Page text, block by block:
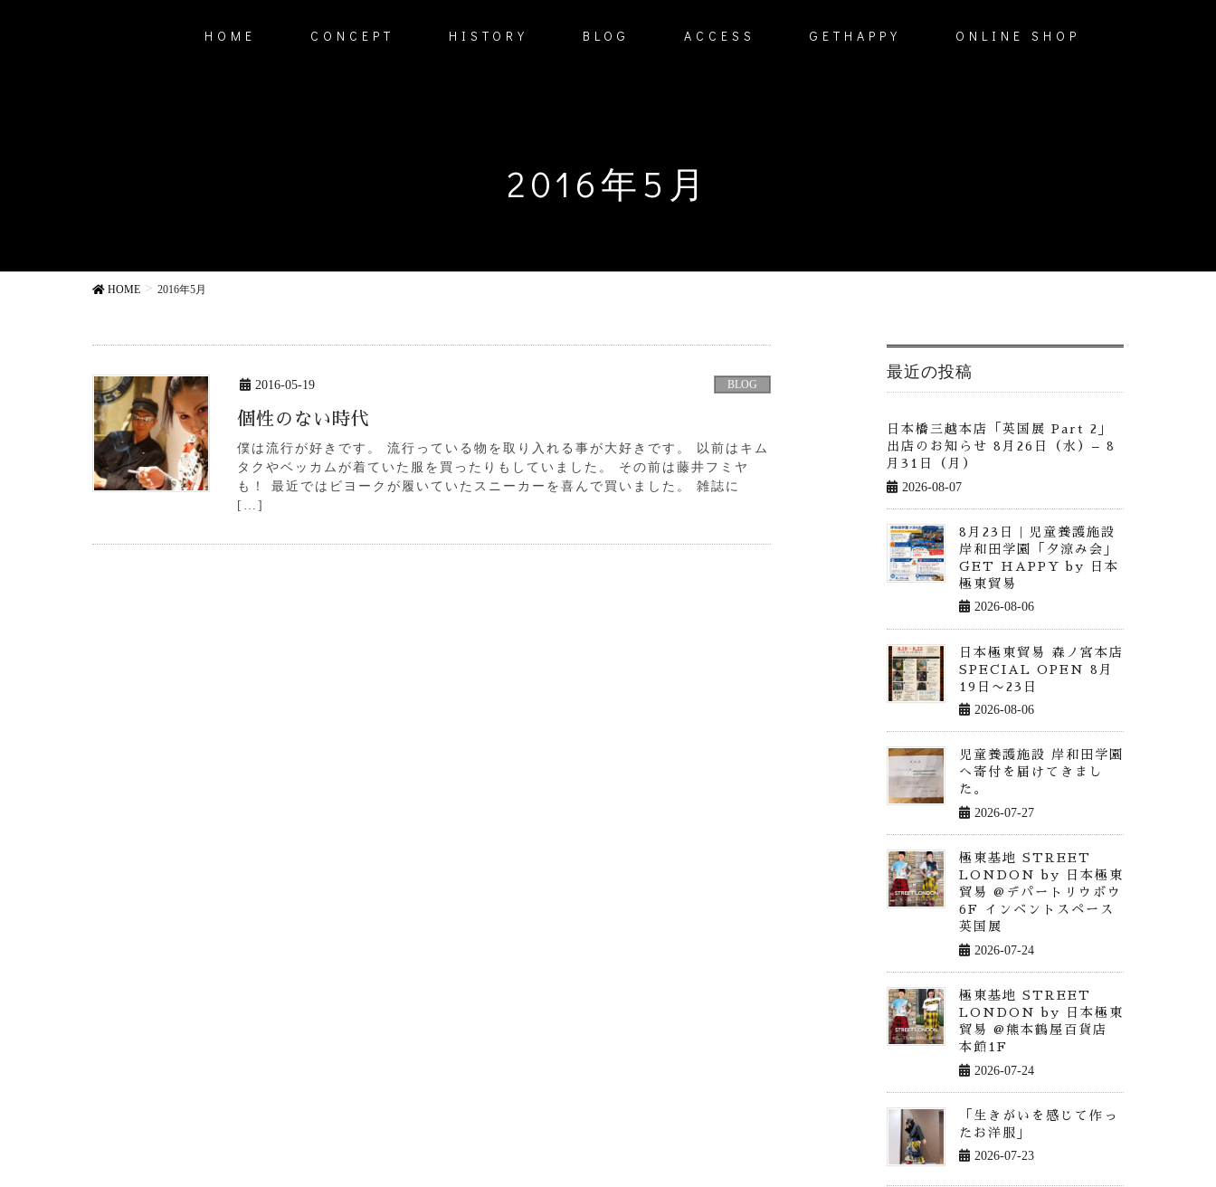
HOME CONCEPT HISTORY BLOG ACCESS GETHAPPY ONLINE SHOP
2016年5月
HOME 2016年5月
2016-05-19 BLOG
個性のない時代
僕は流行が好きです。 流行っている物を取り入れる事が大好きです。 以前はキム
タクやベッカムが着ていた服を買ったりもしていました。 その前は藤井フミヤ
も！ 最近ではビヨークが履いていたスニーカーを喜んで買いました。 雑誌に
[…]
最近の投稿
日本橋三越本店「英国展 Part 2」
出店のお知らせ 8月26日（水）– 8
月31日（月）
2026-08-07
8月23日｜児童養護施設
岸和田学園「夕涼み会」
GET HAPPY by 日本
極東貿易
2026-08-06
日本極東貿易 森ノ宮本店
SPECIAL OPEN 8月
19日〜23日
2026-08-06
児童養護施設 岸和田学園
へ寄付を届けてきまし
た。
2026-07-27
極東基地 STREET
LONDON by 日本極東
貿易 @デパートリウボウ
6F インベントスペース
英国展
2026-07-24
極東基地 STREET
LONDON by 日本極東
貿易 @熊本鶴屋百貨店
本館1F
2026-07-24
「生きがいを感じて作っ
たお洋服」
2026-07-23